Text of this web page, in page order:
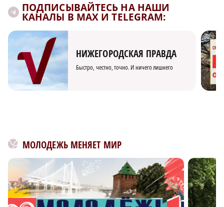
ПОДПИСЫВАЙТЕСЬ НА НАШИ
КАНАЛЫ В MAX И TELEGRAM:
НИЖЕГОРОДСКАЯ ПРАВДА
Быстро, честно, точно. И ничего лишнего
МОЛОДЕЖЬ МЕНЯЕТ МИР